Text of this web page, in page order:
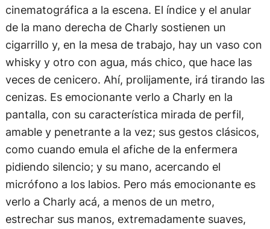
cinematográfica a la escena. El índice y el anular
de la mano derecha de Charly sostienen un
cigarrillo y, en la mesa de trabajo, hay un vaso con
whisky y otro con agua, más chico, que hace las
veces de cenicero. Ahí, prolijamente, irá tirando las
cenizas. Es emocionante verlo a Charly en la
pantalla, con su característica mirada de perfil,
amable y penetrante a la vez; sus gestos clásicos,
como cuando emula el afiche de la enfermera
pidiendo silencio; y su mano, acercando el
micrófono a los labios. Pero más emocionante es
verlo a Charly acá, a menos de un metro,
estrechar sus manos, extremadamente suaves,